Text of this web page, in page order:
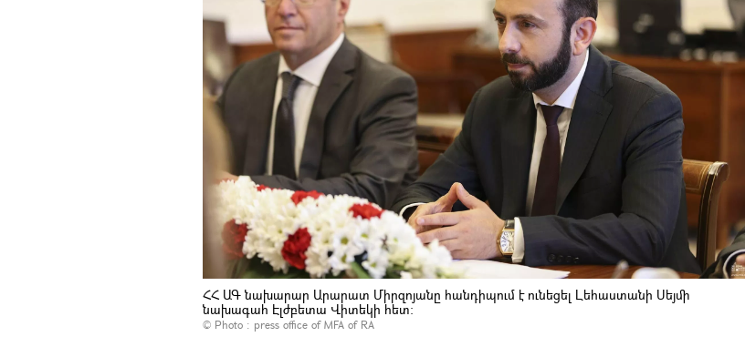
ՀՀ ԱԳ նախարար Արարատ Միրզոյանը հանդիպում է ունեցել Լեհաստանի Սեյմի
նախագահ Էլժբետա Վիտեկի հետ։
© Photo : press office of MFA of RA